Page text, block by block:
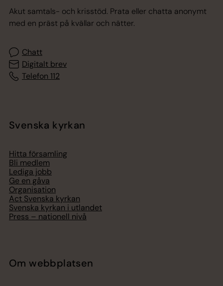
Akut samtals- och krisstöd. Prata eller chatta anonymt
med en präst på kvällar och nätter.
Chatt
Digitalt brev
Telefon 112
Svenska kyrkan
Hitta församling
Bli medlem
Lediga jobb
Ge en gåva
Organisation
Act Svenska kyrkan
Svenska kyrkan i utlandet
Press – nationell nivå
Om webbplatsen